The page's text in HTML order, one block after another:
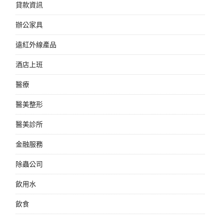
貸款資訊
辦公家具
遠紅外線產品
酒店上班
醫療
醫美整形
醫美診所
金融服務
除蟲公司
飲用水
飲食